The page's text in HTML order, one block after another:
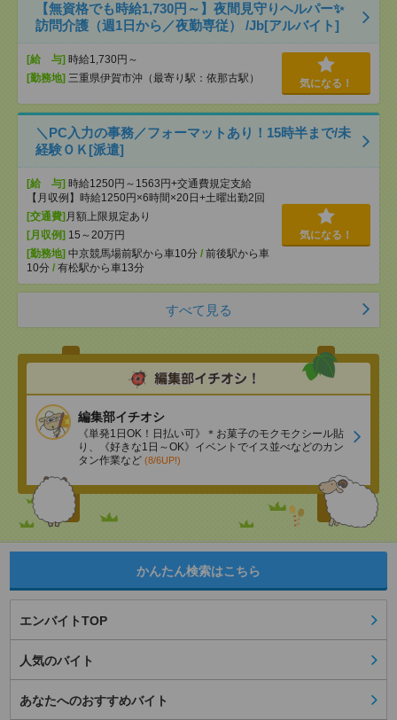
【無資格でも時給1,730円～】夜間見守りヘルパー✨
訪問介護（週1日から／夜勤専従） /Jb[アルバイト]
[給 与] 時給1,730円～
[勤務地] 三重県伊賀市沖（最寄り駅：依那古駅） 気になる！
＼PC入力の事務／フォーマットあり！15時半まで/未
経験ＯＫ[派遣]
[給 与] 時給1250円～1563円+交通費規定支給
【月収例】時給1250円×6時間×20日+土曜出勤2回
[交通費] 月額上限規定あり
[月収例] 15～20万円
[勤務地] 中京競馬場前駅から車10分 / 前後駅から車
10分 / 有松駅から車13分
気になる！
すべて見る
編集部イチオシ
《単発1日OK！日払い可》＊お菓子のモクモクシール貼
り、《好きな1日～OK》イベントでイス並べなどのカン
タン作業など (8/6UP!)
かんたん検索はこちら
エンバイトTOP
人気のバイト
あなたへのおすすめバイト